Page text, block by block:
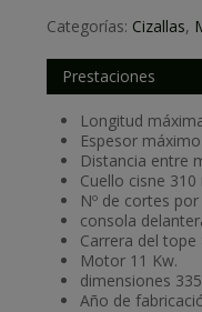
Categorías: Cizallas,
Prestaciones
Longitud
Espesor
Distancia entre
Cuello cisne 310
Nº de cortes
consola
Carrera del tope
Motor 11 Kw.
dimensiones
Año de